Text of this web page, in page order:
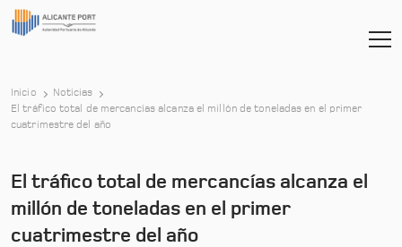
Inicio
Noticias
El tráfico total de mercancías alcanza el millón de toneladas en el primer
cuatrimestre del año
-
El tráfico total de mercancías alcanza el
millón de toneladas en el primer
cuatrimestre del año